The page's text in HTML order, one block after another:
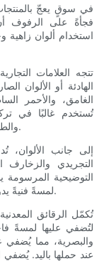
في سوقٍ يعجّ
فجأةً على الرفوف
استخدام ألوان زاهية
تتجه العلامات
الهادئة أو الألوان
الغامق، والأحمر
تُستخدم غالبًا في
والطاقة والإثارة بما يتماشى مع هوية العلامة التجارية.
إلى جانب الألوان،
التجريدي
التوضيحية المرسومة
لمسةً فنيةً يدويةً مميزةً مقارنةً بالتصاميم البسيطة أو التقليدية.
تُكمّل الرقائق المعدنية
لتُضفي عليها لمسةً
والبصرية، مما يُضفي
عند حملها باليد. يُضفي